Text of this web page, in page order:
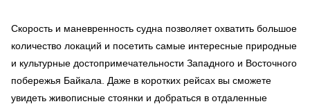
Скорость и маневренность судна позволяет охватить большое
количество локаций и посетить самые интересные природные
и культурные достопримечательности Западного и Восточного
побережья Байкала. Даже в коротких рейсах вы сможете
увидеть живописные стоянки и добраться в отдаленные